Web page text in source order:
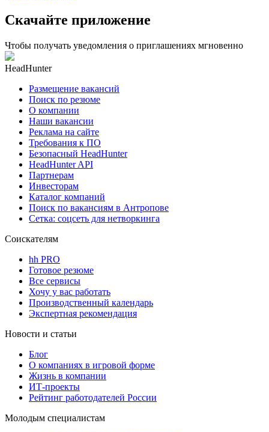
Скачайте приложение
Чтобы получать уведомления о приглашениях мгновенно
HeadHunter
Размещение вакансий
Поиск по резюме
О компании
Наши вакансии
Реклама на сайте
Требования к ПО
Безопасный HeadHunter
HeadHunter API
Партнерам
Инвесторам
Каталог компаний
Поиск по вакансиям в Антропове
Сетка: соцсеть для нетворкинга
Соискателям
hh PRO
Готовое резюме
Все сервисы
Хочу у вас работать
Производственный календарь
Экспертная рекомендация
Новости и статьи
Блог
О компаниях в игровой форме
Жизнь в компании
ИТ-проекты
Рейтинг работодателей России
Молодым специалистам